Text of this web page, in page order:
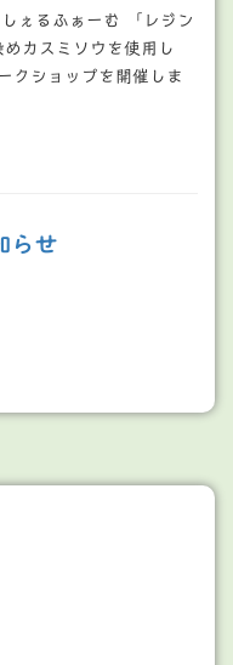
ぇるふぁーむ 「レジン
カスミソウを使用し
クショップを開催しま
らせ